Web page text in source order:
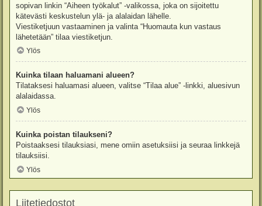
sopivan linkin “Aiheen työkalut” -valikossa, joka on sijoitettu
kätevästi keskustelun ylä- ja alalaidan lähelle.
Viestiketjuun vastaaminen ja valinta “Huomauta kun vastaus
lähetetään” tilaa viestiketjun.
Ylös
Kuinka tilaan haluamani alueen?
Tilataksesi haluamasi alueen, valitse “Tilaa alue” -linkki, aluesivun
alalaidassa.
Ylös
Kuinka poistan tilaukseni?
Poistaaksesi tilauksiasi, mene omiin asetuksiisi ja seuraa linkkejä
tilauksiisi.
Ylös
Liitetiedostot